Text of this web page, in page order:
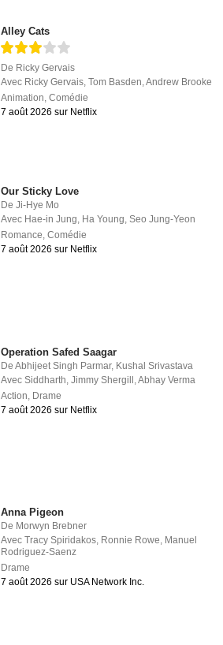
Alley Cats
De Ricky Gervais
Avec Ricky Gervais,Tom Basden,Andrew Brooke
Animation,Comédie
7 août 2026 sur Netflix
Our Sticky Love
DeJi-Hye Mo
Avec Hae-in Jung, Ha Young,Seo Jung-Yeon
Romance,Comédie
7 août 2026 sur Netflix
Operation Safed Saagar
DeAbhijeet Singh Parmar, Kushal Srivastava
AvecSiddharth ,Jimmy Shergill ,Abhay Verma
Action Drame
7 août 2026 sur Netflix
Anna Pigeon
De Morwyn Brebner
AvecTracy Spiridakos, Ronnie Rowe, Manuel
Rodriguez-Saenz
Drame
7 août 2026 sur USA Network Inc.